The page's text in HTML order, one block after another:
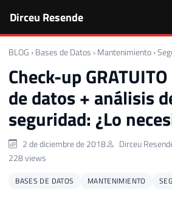
Dirceu Resende
BLOG › Bases de Datos › Mantenimiento ›
Check-up
de datos + análisis
seguridad: ¿Lo
2 de diciembre de 2018 Dirceu
228 views
BASES DE DATOS MANTENIMIENTO